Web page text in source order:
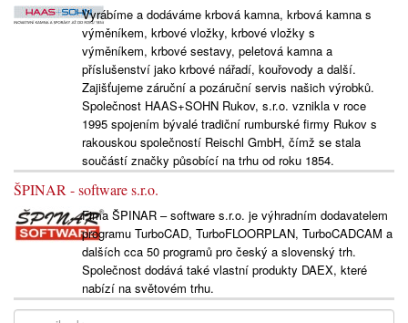
Vyrábíme a dodáváme krbová kamna, krbová kamna s
výměníkem, krbové vložky, krbové vložky s
výměníkem, krbové sestavy, peletová kamna a
příslušenství jako krbové nářadí, kouřovody a další.
Zajišťujeme záruční a pozáruční servis našich výrobků.
Společnost HAAS+SOHN Rukov, s.r.o. vznikla v roce
1995 spojením bývalé tradiční rumburské firmy Rukov s
rakouskou společností Reischl GmbH, čímž se stala
součástí značky působící na trhu od roku 1854.
ŠPINAR - software s.r.o.
Fima ŠPINAR – software s.r.o. je výhradním dodavatelem
programu TurboCAD, TurboFLOORPLAN, TurboCADCAM a
dalších cca 50 programů pro český a slovenský trh.
Společnost dodává také vlastní produkty DAEX, které
nabízí na světovém trhu.